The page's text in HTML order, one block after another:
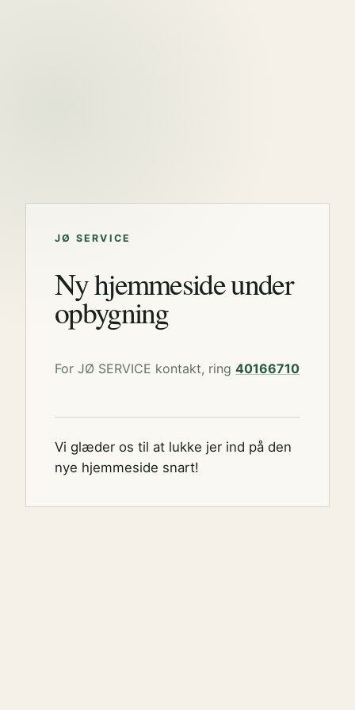
JØ SERVICE
Ny hjemmeside under
opbygning
For JØ SERVICE kontakt, ring 40166710
Vi glæder os til at lukke jer ind på den
nye hjemmeside snart!